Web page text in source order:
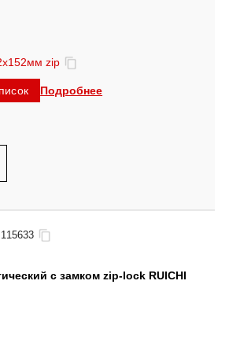
zip
Подробнее
115633
с замком zip-lock RUICHI